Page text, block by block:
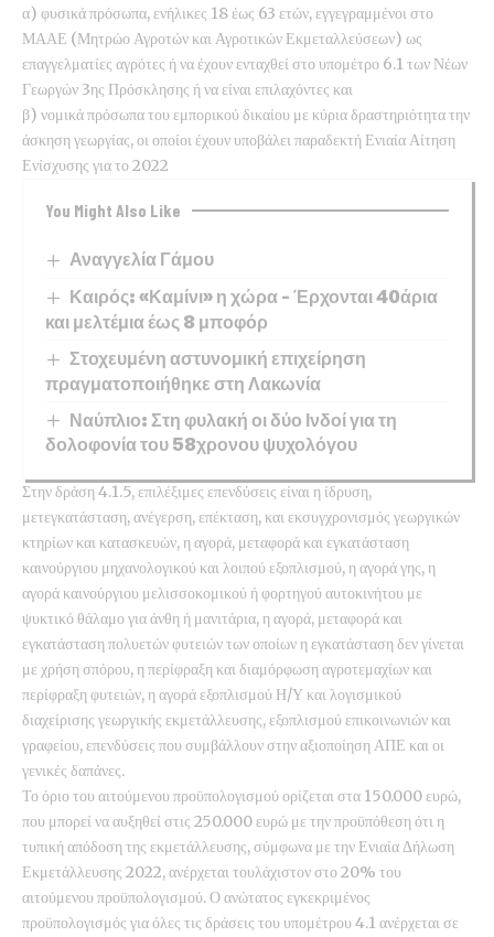
α) φυσικά πρόσωπα, ενήλικες 18 έως 63 ετών, εγγεγραμμένοι στο
ΜΑΑΕ (Μητρώο Αγροτών και Αγροτικών Εκμεταλλεύσεων) ως
επαγγελματίες αγρότες ή να έχουν ενταχθεί στο υπομέτρο 6.1 των Νέων
Γεωργών 3ης Πρόσκλησης ή να είναι επιλαχόντες και
β) νομικά πρόσωπα του εμπορικού δικαίου με κύρια δραστηριότητα την
άσκηση γεωργίας, οι οποίοι έχουν υποβάλει παραδεκτή Ενιαία Αίτηση
Ενίσχυσης για το 2022
You Might Also Like
Αναγγελία Γάμου
Καιρός: «Καμίνι» η χώρα – Έρχονται 40άρια
και μελτέμια έως 8 μποφόρ
Στοχευμένη αστυνομική επιχείρηση
πραγματοποιήθηκε στη Λακωνία
Ναύπλιο: Στη φυλακή οι δύο Ινδοί για τη
δολοφονία του 58χρονου ψυχολόγου
Στην δράση 4.1.5, επιλέξιμες επενδύσεις είναι η ίδρυση,
μετεγκατάσταση, ανέγερση, επέκταση, και εκσυγχρονισμός γεωργικών
κτηρίων και κατασκευών, η αγορά, μεταφορά και εγκατάσταση
καινούργιου μηχανολογικού και λοιπού εξοπλισμού, η αγορά γης, η
αγορά καινούργιου μελισσοκομικού ή φορτηγού αυτοκινήτου με
ψυκτικό θάλαμο για άνθη ή μανιτάρια, η αγορά, μεταφορά και
εγκατάσταση πολυετών φυτειών των οποίων η εγκατάσταση δεν γίνεται
με χρήση σπόρου, η περίφραξη και διαμόρφωση αγροτεμαχίων και
περίφραξη φυτειών, η αγορά εξοπλισμού Η/Υ και λογισμικού
διαχείρισης γεωργικής εκμετάλλευσης, εξοπλισμού επικοινωνιών και
γραφείου, επενδύσεις που συμβάλλουν στην αξιοποίηση ΑΠΕ και οι
γενικές δαπάνες.
Το όριο του αιτούμενου προϋπολογισμού ορίζεται στα 150.000 ευρώ,
που μπορεί να αυξηθεί στις 250.000 ευρώ με την προϋπόθεση ότι η
τυπική απόδοση της εκμετάλλευσης, σύμφωνα με την Ενιαία Δήλωση
Εκμετάλλευσης 2022, ανέρχεται τουλάχιστον στο 20% του
αιτούμενου προϋπολογισμού. Ο ανώτατος εγκεκριμένος
προϋπολογισμός για όλες τις δράσεις του υπομέτρου 4.1 ανέρχεται σε